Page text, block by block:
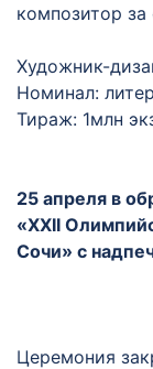
композитор за
Художник-
Номинал:
Тираж: 1млн
25 апреля в
«XXII
Сочи» с
Церемония